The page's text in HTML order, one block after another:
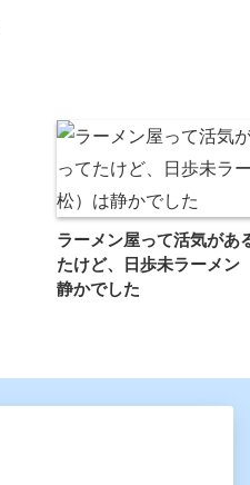
ラーメン屋って活気があ
たけど、日歩未ラーメン
静かでした